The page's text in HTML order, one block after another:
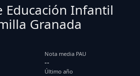
Educación Infantil
Granada
Nota media PAU
--
Último año